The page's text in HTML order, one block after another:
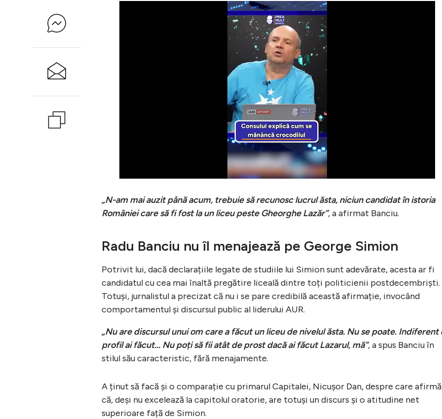
„N-am mai auzit până acum, trebuie să recunosc lucrul ăsta, niciun candidat în istoria
României care să fi fost la un liceu peste Gheorghe Lazăr”, a afirmat Banciu.
Radu Banciu nu îl menajează pe George Simion
Potrivit lui, dacă declarațiile legate de studiile lui Simion sunt adevărate, acesta ar fi
candidatul cu cea mai înaltă pregătire liceală dintre toți politicienii postdecembriști.
Totuși, jurnalistul a precizat că nu i se pare credibilă această afirmație, invocând
comportamentul și discursul public al liderului AUR.
„Nu are discursul unui om care a făcut un liceu de nivelul ăsta. Nu se poate. Indiferent
profil ai făcut… Nu poți să fii atât de prost dacă ai făcut Lazarul, mă”, a spus Banciu în
stilul său caracteristic, fără menajamente.
A ținut să facă și o comparație cu primarul Capitalei, Nicușor Dan, despre care afirmă
că, deși nu excelează la capitolul oratorie, are totuși un discurs și o atitudine net
superioare față de Simion.